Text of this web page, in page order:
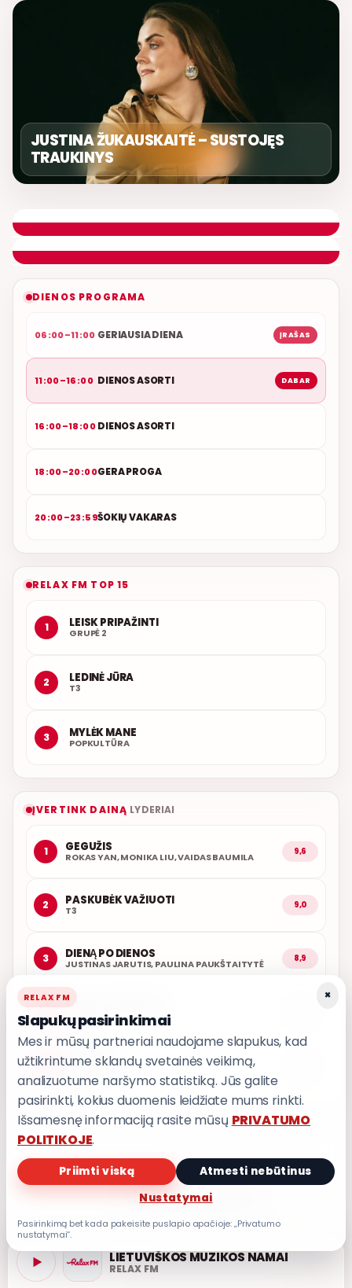
JUSTINA ŽUKAUSKAITĖ – SUSTOJĘS
TRAUKINYS
DIENOS PROGRAMA
06:00–11:00 GERIAUSIA DIENA ĮRAŠAS
11:00–16:00 DIENOS ASORTI DABAR
16:00–18:00DIENOS ASORTI
18:00–20:00GERA PROGA
20:00–23:59ŠOKIŲ VAKARAS
RELAX FM TOP 15
1 LEISK PRIPAŽINTI
GRUPĖ 2
2 LEDINĖ JŪRA
T3
3 MYLĖK MANE
POPKULTŪRA
ĮVERTINK DAINĄ LYDERIAI
1 GEGUŽIS
ROKAS YAN, MONIKA LIU, VAIDAS BAUMILA 9,6
2 PASKUBĖK VAŽIUOTI
T3 9,0
3 DIENĄ PO DIENOS
JUSTINAS JARUTIS, PAULINA PAUKŠTAITYTĖ 8,9
GRUPĖ 2
5 1000 METŲ
PRIVATUMO POLITIKA
Privatumo nustatymai
LIETUVIŠKOS MUZIKOS NAMAI
RELAX FM
×
RELAX FM
Slapukų pasirinkimai
Mes ir mūsų partneriai naudojame slapukus, kad
užtikrintume sklandų svetainės veikimą,
analizuotume naršymo statistiką. Jūs galite
pasirinkti, kokius duomenis leidžiate mums rinkti.
Išsamesnę informaciją rasite mūsų PRIVATUMO
POLITIKOJE.
Priimti viską
Atmesti nebūtinus
Nustatymai
Pasirinkimą bet kada pakeisite puslapio apačioje: „Privatumo
nustatymai“.